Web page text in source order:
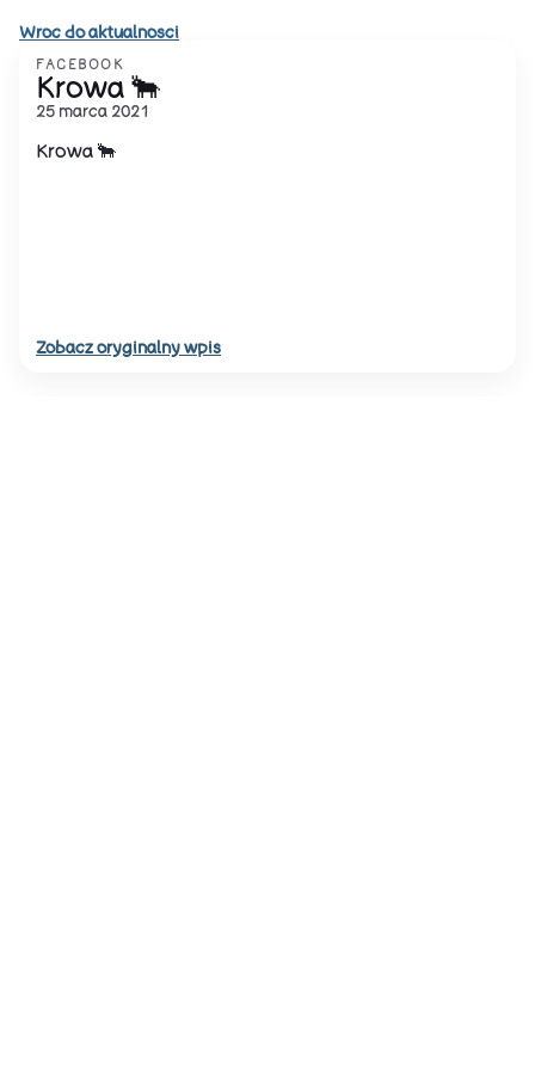
Wroc do aktualnosci
FACEBOOK
Krowa 🐂
25 marca 2021
Krowa 🐂
Zobacz oryginalny wpis